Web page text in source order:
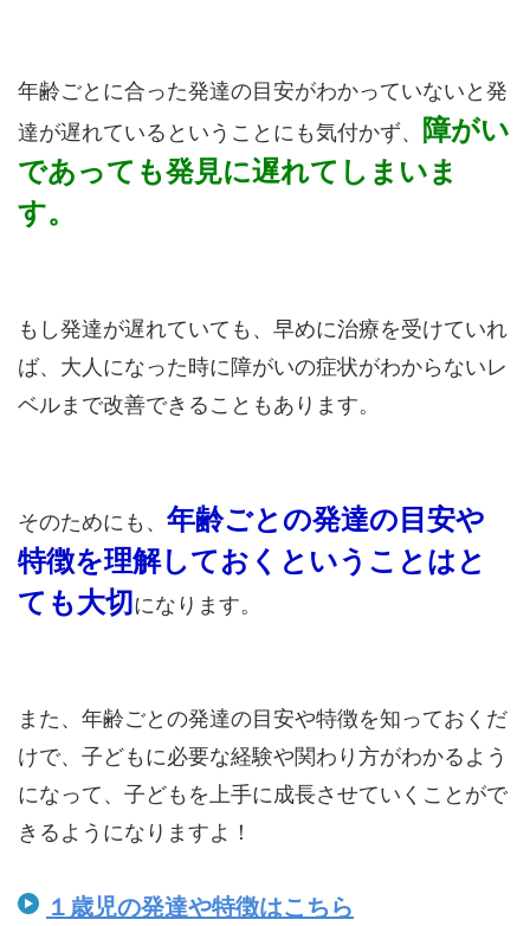
年齢ごとに合った発達の目安がわかっていないと発
達が遅れているということにも気付かず、
障がい
であっても発見に遅れてしまいま
す。
もし発達が遅れていても、早めに治療を受けていれ
ば、大人になった時に障がいの症状がわからないレ
ベルまで改善できることもあります。
そのためにも、 年齢ごとの発達の目安や
特徴を理解しておくということはと
ても大切になります。
また、年齢ごとの発達の目安や特徴を知っておくだ
けで、子どもに必要な経験や関わり方がわかるよう
になって、子どもを上手に成長させていくことがで
きるようになりますよ！
１歳児の発達や特徴はこちら